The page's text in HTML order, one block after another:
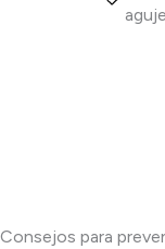
Consejos para